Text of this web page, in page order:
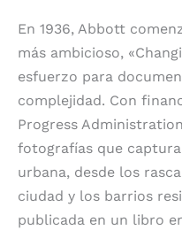
En 1936, Abbott
más ambicioso,
esfuerzo para
complejidad. Con
Progress
fotografías que
urbana, desde los
ciudad y los barrios
publicada en un libro